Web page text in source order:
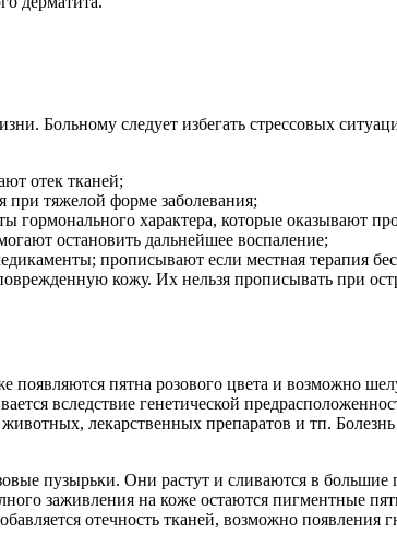
Больному следует избегать стрессовых
отек тканей;
при тяжелой форме заболевания;
гормонального характера, которые оказывают
остановить дальнейшее воспаление;
прописывают если местная терапия
кожу. Их нельзя прописывать при
появляются пятна розового цвета и возможно
вследствие генетической
лекарственных препаратов и тп.
пузырьки. Они растут и сливаются в
заживления на коже остаются пигментные
отечность тканей, возможно появления